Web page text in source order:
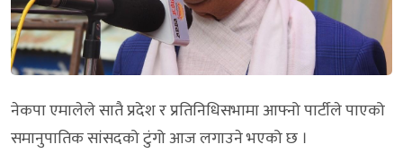
नेकपा एमालेले सातै प्रदेश र प्रतिनिधिसभामा आफ्नो पार्टीले पाएको
समानुपातिक सांसदको टुंगो आज लगाउने भएको छ ।